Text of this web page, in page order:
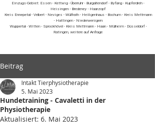
Einzugs-Gebiet: Essen - Kettwig - Überruhr - Burgaltendorf - Byfang - Kupferdreh -
Heisingen - Bredeney - Haarzopf
Kreis Ennepetal - Velbert - Neviges - Wülfrath - Heiligenhaus - Bochum - Kreis Mettmann
- Hattingen - Niederwenigern
Wuppertal - Witten - Sprockhövel - Kreis Mettmann - Haan - Mülheim - Düsseldorf -
Ratingen, weitere auf Anfrage
Beitrag
Hundetraining - Cavaletti in der
Physiotherapie
Intakt Tierphysiotherapie
5. Mai 2023
Aktualisiert: 6. Mai 2023